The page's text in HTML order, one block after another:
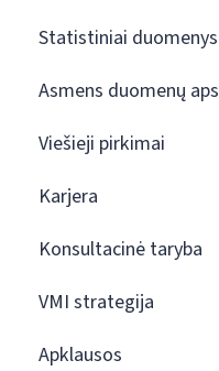
Statistiniai duomenys
Asmens duomenų
Viešieji pirkimai
Karjera
Konsultacinė taryba
VMI strategija
Apklausos